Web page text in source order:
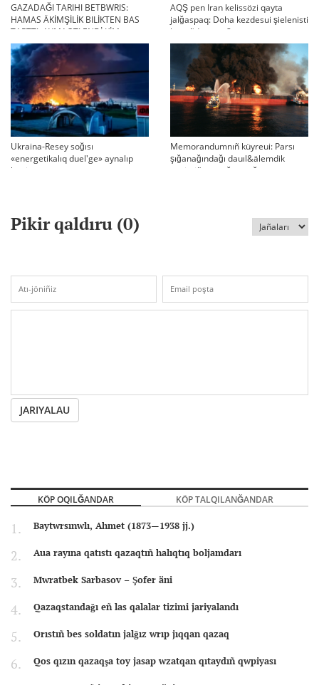
GAZADAĞI TARIHI BETBWRIS:
HAMAS ÄKİMŞİLİK BILİKTEN BAS
TARTTI. AYMAQTI ENDİ KİM
BASQARADI?
AQŞ pen Iran kelissözi qayta
jalğaspaq: Doha kezdesui şielenisti
bäseñdete me?
Ukraina-Resey soğısı
«energetikalıq duel'ge» aynalıp
ketti
Memorandumnıñ küyreui: Parsı
şığanağındağı dauıl&älemdik
tärtiptiñ sın sağatı soğıp twr
Pikir qaldıru (0)
JARIYALAU
KÖP OQILĞANDAR KÖP TALQILANĞANDAR
Baytwrsınwlı, Ahmet (1873—1938 jj.)
Aua rayına qatıstı qazaqtıñ halıqtıq boljamdarı
Mwratbek Sarbasov – Şofer äni
Qazaqstandağı eñ las qalalar tizimi jariyalandı
Orıstıñ bes soldatın jalğız wrıp jıqqan qazaq
Qos qızın qazaqşa toy jasap wzatqan qıtaydıñ qwpiyası